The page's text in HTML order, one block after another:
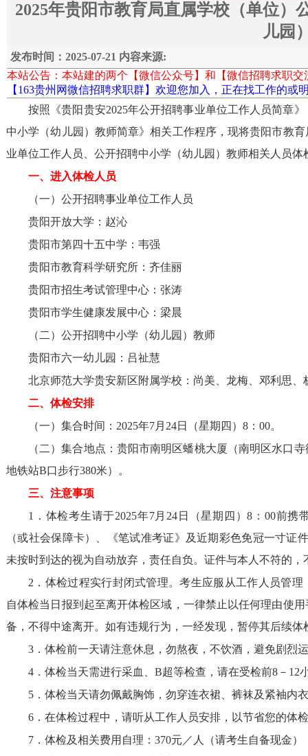
2025年贵阳市教育局直属学校（单位
儿园
发布时间：2025-07-21 内容来源:
本站公告：本站建的两个【微信公众号】和【微信招聘求职
【163贵州网微信招聘求职群】欢迎您加入，正在找工作的
按照《贵阳贵安2025年公开招聘事业单位工作人员简章
中小学（幼儿园）教师简章》相关工作程序，现将贵阳市教
业单位工作人员、公开招聘中小学（幼儿园）教师相关人员体
一、进入体检人员
（一）公开招聘事业单位工作人员
贵阳开放大学：赵沁
贵阳市第四十五中学：韦强
贵阳市教育科学研究所：齐佳丽
贵阳市招生考试管理中心：张涛
贵阳市学生健康发展中心：梁晨
（二）公开招聘中小学（幼儿园）教师
贵阳市六一幼儿园：吕祉慧
北京师范大学贵安新区附属学校：尚美、龙梅、邓利思、
二、体检安排
（一）集合时间：2025年7月24日（星期四）8：00。
（二）集合地点：贵阳市南明区蟠桃大厦（南明区水口
地铁站B口步行380米）。
三、注意事项
1．体检考生请于2025年7月24日（星期四）8：00前携
（或社会保障卡）、《笔试准考证》及近期彩色免冠一寸证
未按时到达的视为自动放弃，责任自负。证件与本人不符的，
2．体检过程实行封闭式管理。考生应服从工作人员管
自体检当日报到起至离开体检区域，一律禁止以任何理由使
备，不得中途离开。如有违规行为，一经发现，暂停其后续
3．体检前一天请注意休息，勿熬夜，不饮酒，避免剧烈
4．体检当天需进行采血、B超等检查，请在受检前8－12
5．体检当天请勿佩戴胸饰，勿穿连衣裙、裤袜及紧袖内
6．在体检过程中，请听从工作人员安排，以节省您的体
7．体检及相关费用自理：370元／人（请考生自备现金